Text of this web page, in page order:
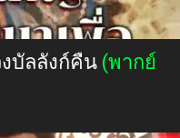
บัลลังก์คืน (พากย์